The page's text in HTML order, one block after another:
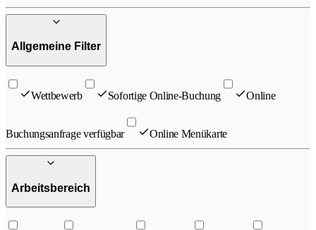
Allgemeine Filter
Wettbewerb Sofortige Online-Buchung Online
Buchungsanfrage verfügbar Online Menükarte
Arbeitsbereich